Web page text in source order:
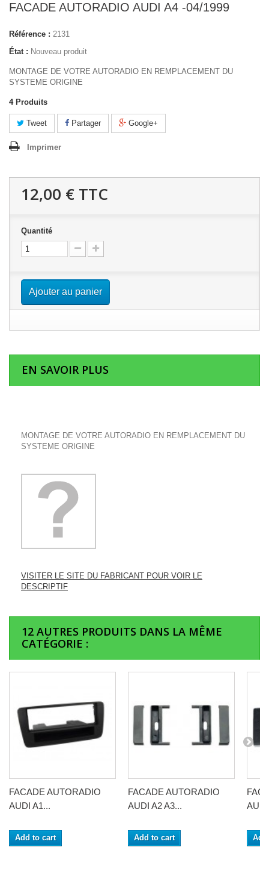
FACADE AUTORADIO AUDI A4 -04/1999
Référence : 2131
État : Nouveau produit
MONTAGE DE VOTRE AUTORADIO EN REMPLACEMENT DU
SYSTEME ORIGINE
4 Produits
Tweet Partager Google+
Imprimer
12,00 € TTC
Quantité
Ajouter au panier
EN SAVOIR PLUS
MONTAGE DE VOTRE AUTORADIO EN REMPLACEMENT DU
SYSTEME ORIGINE
VISITER LE SITE DU FABRICANT POUR VOIR LE
DESCRIPTIF
12 AUTRES PRODUITS DANS LA MÊME
CATÉGORIE :
FACADE AUTORADIO
AUDI A1...
Add to cart
FACADE AUTORADIO
AUDI A2 A3...
Add to cart